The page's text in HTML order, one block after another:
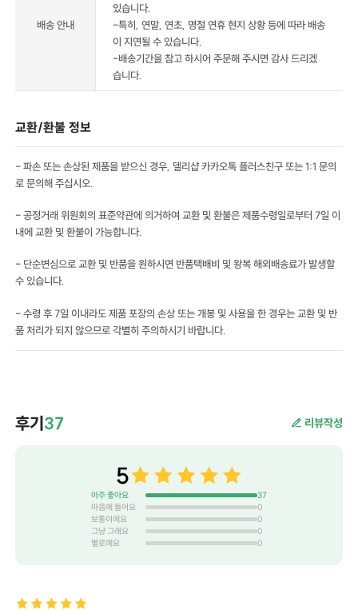
배송 안내
있습니다.
-특히, 연말, 연초, 명절 연휴 현지 상황 등에 따라 배송
이 지연될 수 있습니다.
-배송기간을 참고 하시어 주문해 주시면 감사 드리겠
습니다.
교환/환불 정보
- 파손 또는 손상된 제품을 받으신 경우, 델리샵 카카오톡 플러스친구 또는 1:1 문의
로 문의해 주십시오.
- 공정거래 위원회의 표준약관에 의거하여 교환 및 환불은 제품수령일로부터 7일 이
내에 교환 및 환불이 가능합니다.
- 단순변심으로 교환 및 반품을 원하시면 반품택배비 및 왕복 해외배송료가 발생할
수 있습니다.
- 수령 후 7일 이내라도 제품 포장의 손상 또는 개봉 및 사용을 한 경우는 교환 및 반
품 처리가 되지 않으므로 각별히 주의하시기 바랍니다.
후기37 리뷰작성
5
아주 좋아요
37
마음에 들어요
0
보통이에요
0
그냥 그래요
0
별로예요
0